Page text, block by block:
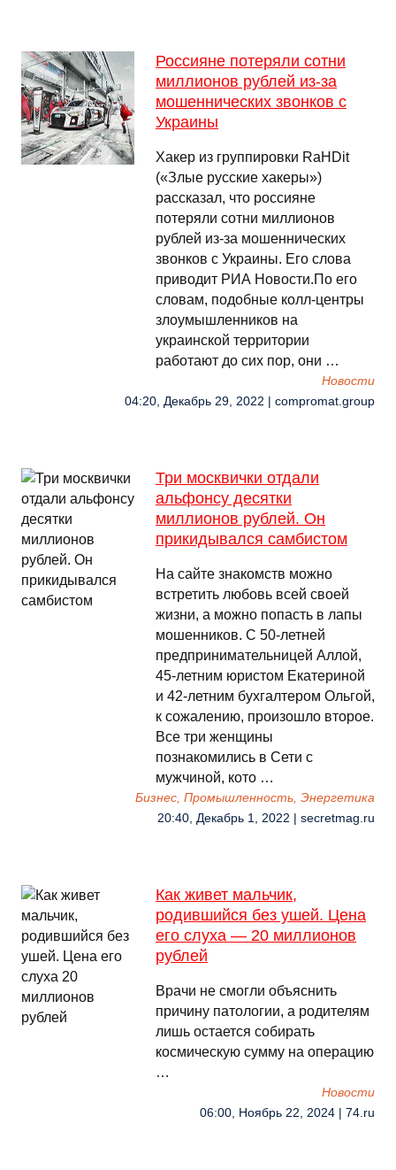
Россияне потеряли сотни
миллионов рублей из-за
мошеннических звонков с
Украины
Хакер из группировки RaHDit
(«Злые русские хакеры»)
рассказал, что россияне
потеряли сотни миллионов
рублей из-за мошеннических
звонков с Украины. Его слова
приводит РИА Новости.По его
словам, подобные колл-центры
злоумышленников на
украинской территории
работают до сих пор, они …
Новости
04:20, Декабрь 29, 2022 | compromat.group
Три москвички отдали
альфонсу десятки
миллионов рублей. Он
прикидывался самбистом
На сайте знакомств можно
встретить любовь всей своей
жизни, а можно попасть в лапы
мошенников. С 50-летней
предпринимательницей Аллой,
45-летним юристом Екатериной
и 42-летним бухгалтером Ольгой,
к сожалению, произошло второе.
Все три женщины
познакомились в Сети с
мужчиной, кото …
Бизнес, Промышленность, Энергетика
20:40, Декабрь 1, 2022 | secretmag.ru
Как живет мальчик,
родившийся без ушей. Цена
его слуха — 20 миллионов
рублей
Врачи не смогли объяснить
причину патологии, а родителям
лишь остается собирать
космическую сумму на операцию
…
Новости
06:00, Ноябрь 22, 2024 | 74.ru